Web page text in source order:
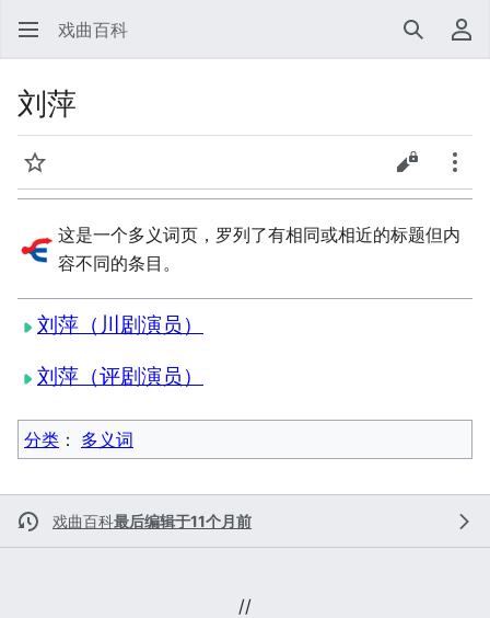
戏曲百科 搜索 用
刘萍
监视 查看源代
更多
这是一个多义词页，罗列了有相同或相近的标题但内
容不同的条目。
刘萍（川剧演员）
刘萍（评剧演员）
分类 ：​ 多义词
戏曲百科最后编辑于11个月前
//